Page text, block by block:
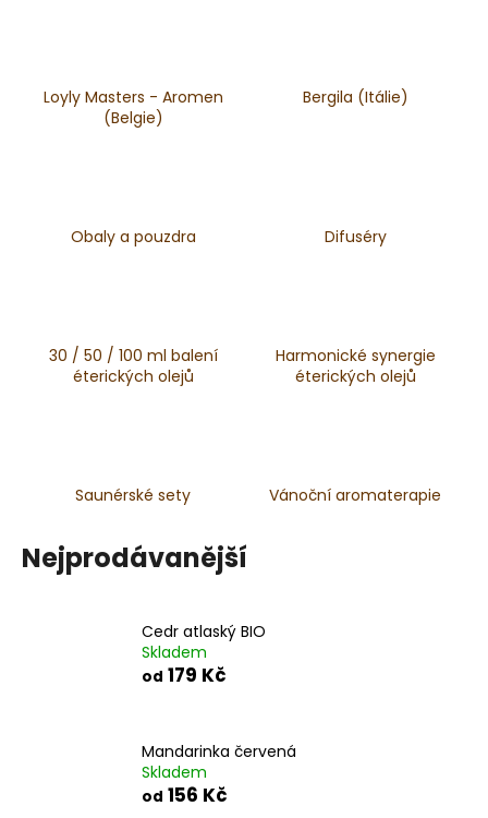
Loyly Masters - Aromen
(Belgie)
Bergila (Itálie)
Obaly a pouzdra Difuséry
30 / 50 / 100 ml balení
éterických olejů
Harmonické synergie
éterických olejů
Saunérské sety Vánoční aromaterapie
Nejprodávanější
Cedr atlaský BIO
Skladem
od 179 Kč
Mandarinka červená
Skladem
od 156 Kč
HLEDAT
VELKÁ
FRAKCE